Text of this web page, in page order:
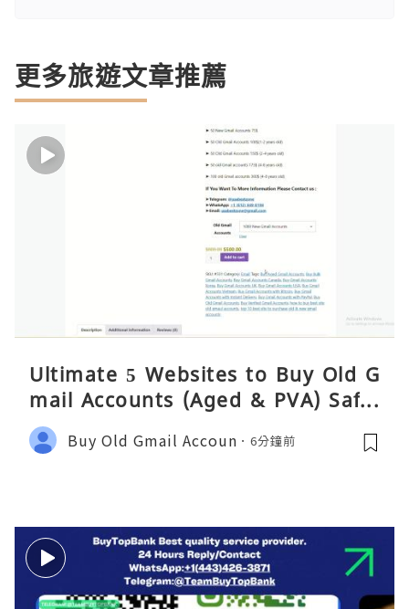
更多旅遊文章推薦
Ultimate 5 Websites to Buy Old G
mail Accounts (Aged & PVA) Safel
y 2026
Buy Old Gmail Accoun 6分鐘前